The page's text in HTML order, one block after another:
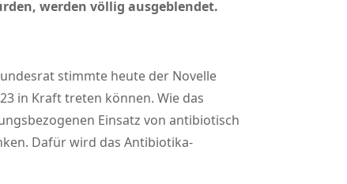
werden völlig ausgeblendet.
stimmte heute der Novelle
in Kraft treten können. Wie das
Einsatz von antibiotisch
Dafür wird das Antibiotika-